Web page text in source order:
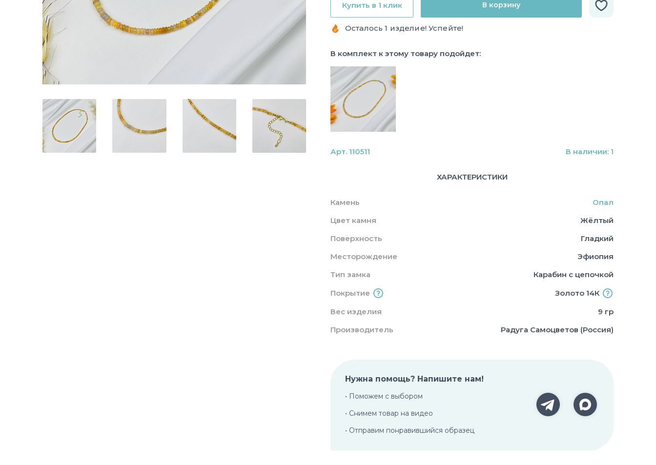
Купить в 1 клик В корзину
Осталось 1 изделие! Успейте!
В комплект к этому товару подойдет:
Арт. 110511 В наличии: 1
ХАРАКТЕРИСТИКИ
Камень
Опал
Цвет камня
Жёлтый
Поверхность
Гладкий
Месторождение
Эфиопия
Тип замка
Карабин с цепочкой
Покрытие
Золото 14К
Вес изделия
9 гр
Производитель
Радуга Самоцветов (Россия)
Нужна помощь? Напишите нам!
• Поможем с выбором
• Снимем товар на видео
• Отправим понравившийся образец